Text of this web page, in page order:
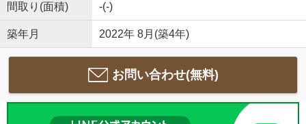
間取り(面積) -(-)
築年月 2022年 8月(築4年)
お問い合わせ(無料)